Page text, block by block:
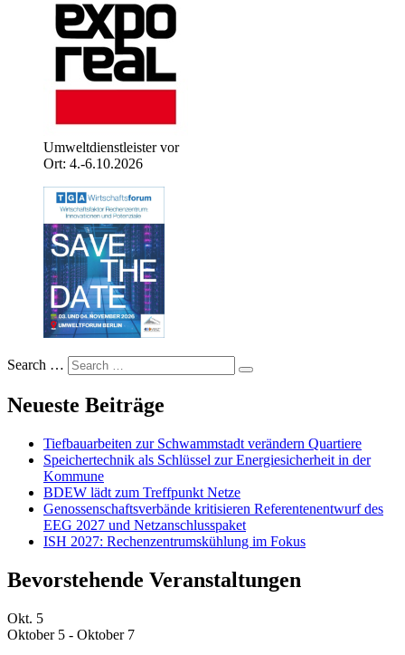
Umweltdienstleister vor
Ort: 4.-6.10.2026
Search …
Neueste Beiträge
Tiefbauarbeiten zur Schwammstadt verändern Quartiere
Speichertechnik als Schlüssel zur Energiesicherheit in der
Kommune
BDEW lädt zum Treffpunkt Netze
Genossenschaftsverbände kritisieren Referentenentwurf des
EEG 2027 und Netzanschlusspaket
ISH 2027: Rechenzentrumskühlung im Fokus
Bevorstehende Veranstaltungen
Okt. 5
Oktober 5 - Oktober 7